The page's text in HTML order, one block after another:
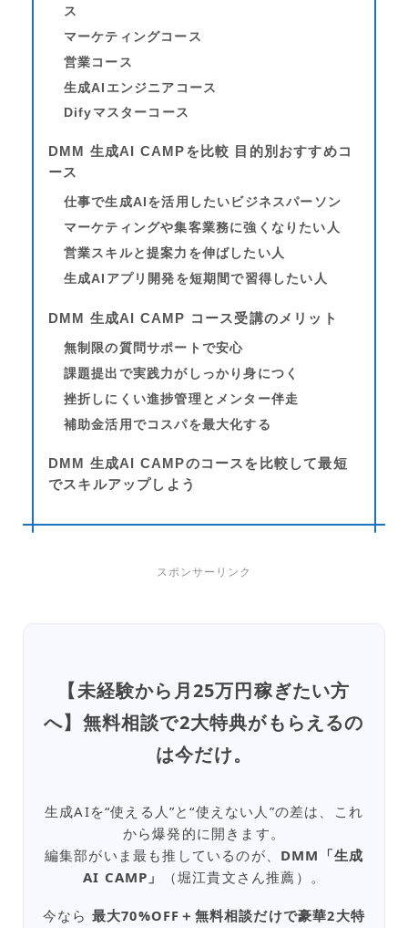
ス
マーケティングコース
営業コース
生成AIエンジニアコース
Difyマスターコース
DMM 生成AI CAMPを比較 目的別おすすめコ
ース
仕事で生成AIを活用したいビジネスパーソン
マーケティングや集客業務に強くなりたい人
営業スキルと提案力を伸ばしたい人
生成AIアプリ開発を短期間で習得したい人
DMM 生成AI CAMP コース受講のメリット
無制限の質問サポートで安心
課題提出で実践力がしっかり身につく
挫折しにくい進捗管理とメンター伴走
補助金活用でコスパを最大化する
DMM 生成AI CAMPのコースを比較して最短
でスキルアップしよう
スポンサーリンク
【未経験から月25万円稼ぎたい方
へ】無料相談で2大特典がもらえるの
は今だけ。
生成AIを“使える人”と“使えない人”の差は、これ
から爆発的に開きます。
編集部がいま最も推しているのが、 DMM「生成
AI CAMP」
（堀江貴文さん推薦）。
今なら 最大70%OFF＋無料相談だけで豪華2大特